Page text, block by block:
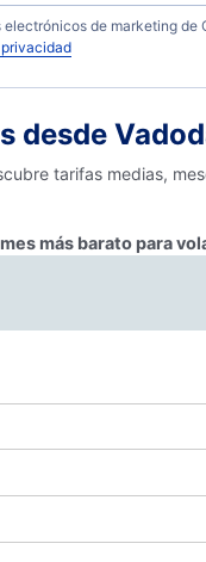
de marketing de
desde
tarifas medias,
más barato para